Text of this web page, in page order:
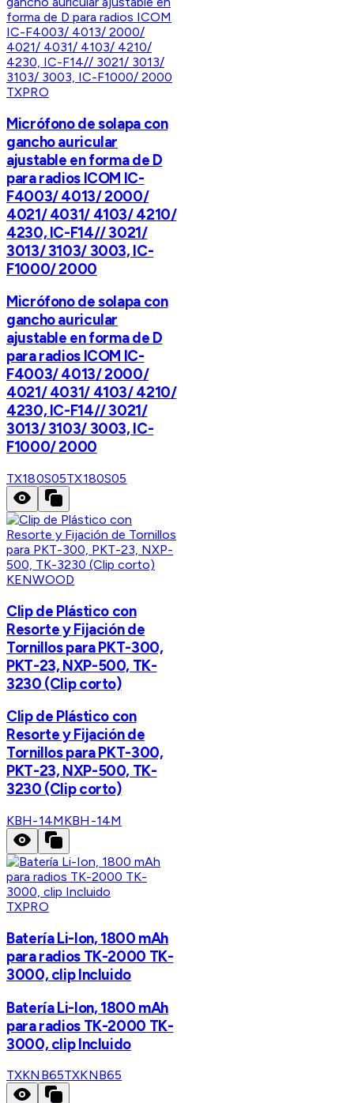
TXPRO
Micrófono de solapa con
gancho auricular
ajustable en forma de D
para radios ICOM IC-
F4003/ 4013/ 2000/
4021/ 4031/ 4103/ 4210/
4230, IC-F14// 3021/
3013/ 3103/ 3003, IC-
F1000/ 2000
Micrófono de solapa con
gancho auricular
ajustable en forma de D
para radios ICOM IC-
F4003/ 4013/ 2000/
4021/ 4031/ 4103/ 4210/
4230, IC-F14// 3021/
3013/ 3103/ 3003, IC-
F1000/ 2000
TX180S05TX180S05
KENWOOD
Clip de Plástico con
Resorte y Fijación de
Tornillos para PKT-300,
PKT-23, NXP-500, TK-
3230 (Clip corto)
Clip de Plástico con
Resorte y Fijación de
Tornillos para PKT-300,
PKT-23, NXP-500, TK-
3230 (Clip corto)
KBH-14MKBH-14M
TXPRO
Batería Li-Ion, 1800 mAh
para radios TK-2000 TK-
3000, clip Incluido
Batería Li-Ion, 1800 mAh
para radios TK-2000 TK-
3000, clip Incluido
TXKNB65TXKNB65